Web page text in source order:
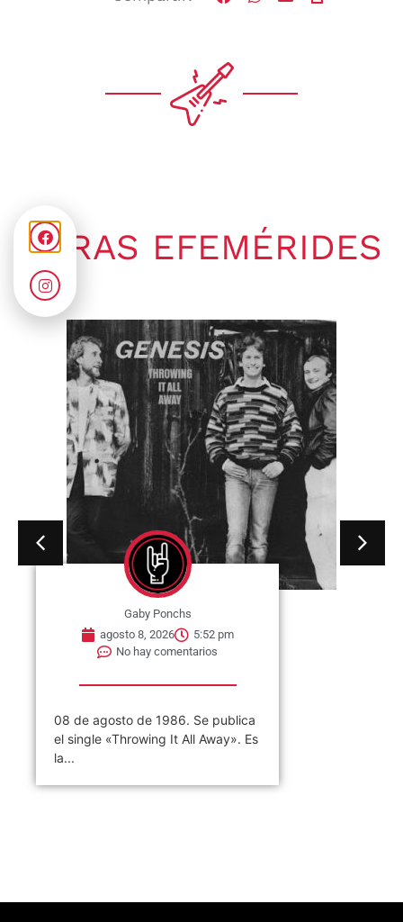
OTRAS EFEMÉRIDES
Gaby Ponchs
agosto 8, 2026
5:52 pm
No hay comentarios
08 de agosto de 1986. Se publica
el single «Throwing It All Away». Es
la...